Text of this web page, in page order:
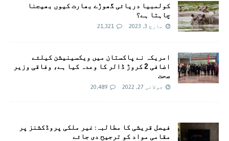
کولمبیا دریائی گھوڑے بھارت کیوں بھیجنا
چاہتا ہے؟
مارچ 3, 2023 21,321
امريکہ نے پاکستان میں ویکسینیشن کیلئے
اضافی 2 کروڑ ڈالر کا وعدہ کیا ہے، وفاقی وزیر
صحت
جولائی 27, 2022 20,489
فیصل قریشی کا مطالبہ: غیر ملکی پروڈکشنز پر
مقامی مواد کو ترجیح دی جائے